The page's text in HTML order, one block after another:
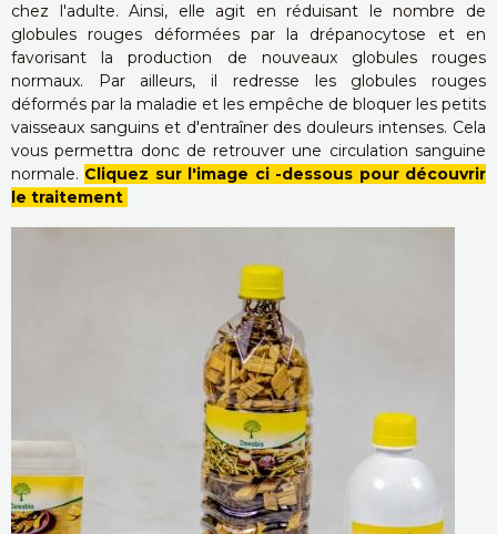
chez l'adulte. Ainsi, elle agit en réduisant le nombre de
globules rouges déformées par la drépanocytose et en
favorisant la production de nouveaux globules rouges
normaux. Par ailleurs, il redresse les globules rouges
déformés par la maladie et les empêche de bloquer les petits
vaisseaux sanguins et d'entraîner des douleurs intenses. Cela
vous permettra donc de retrouver une circulation sanguine
normale. Cliquez sur l'image ci -dessous pour découvrir
le traitement